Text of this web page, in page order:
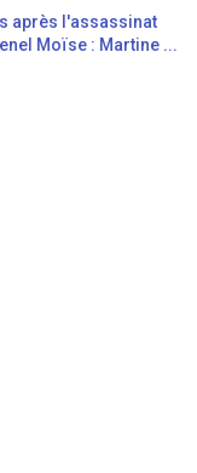
après l'assassinat
Moïse : Martine ...